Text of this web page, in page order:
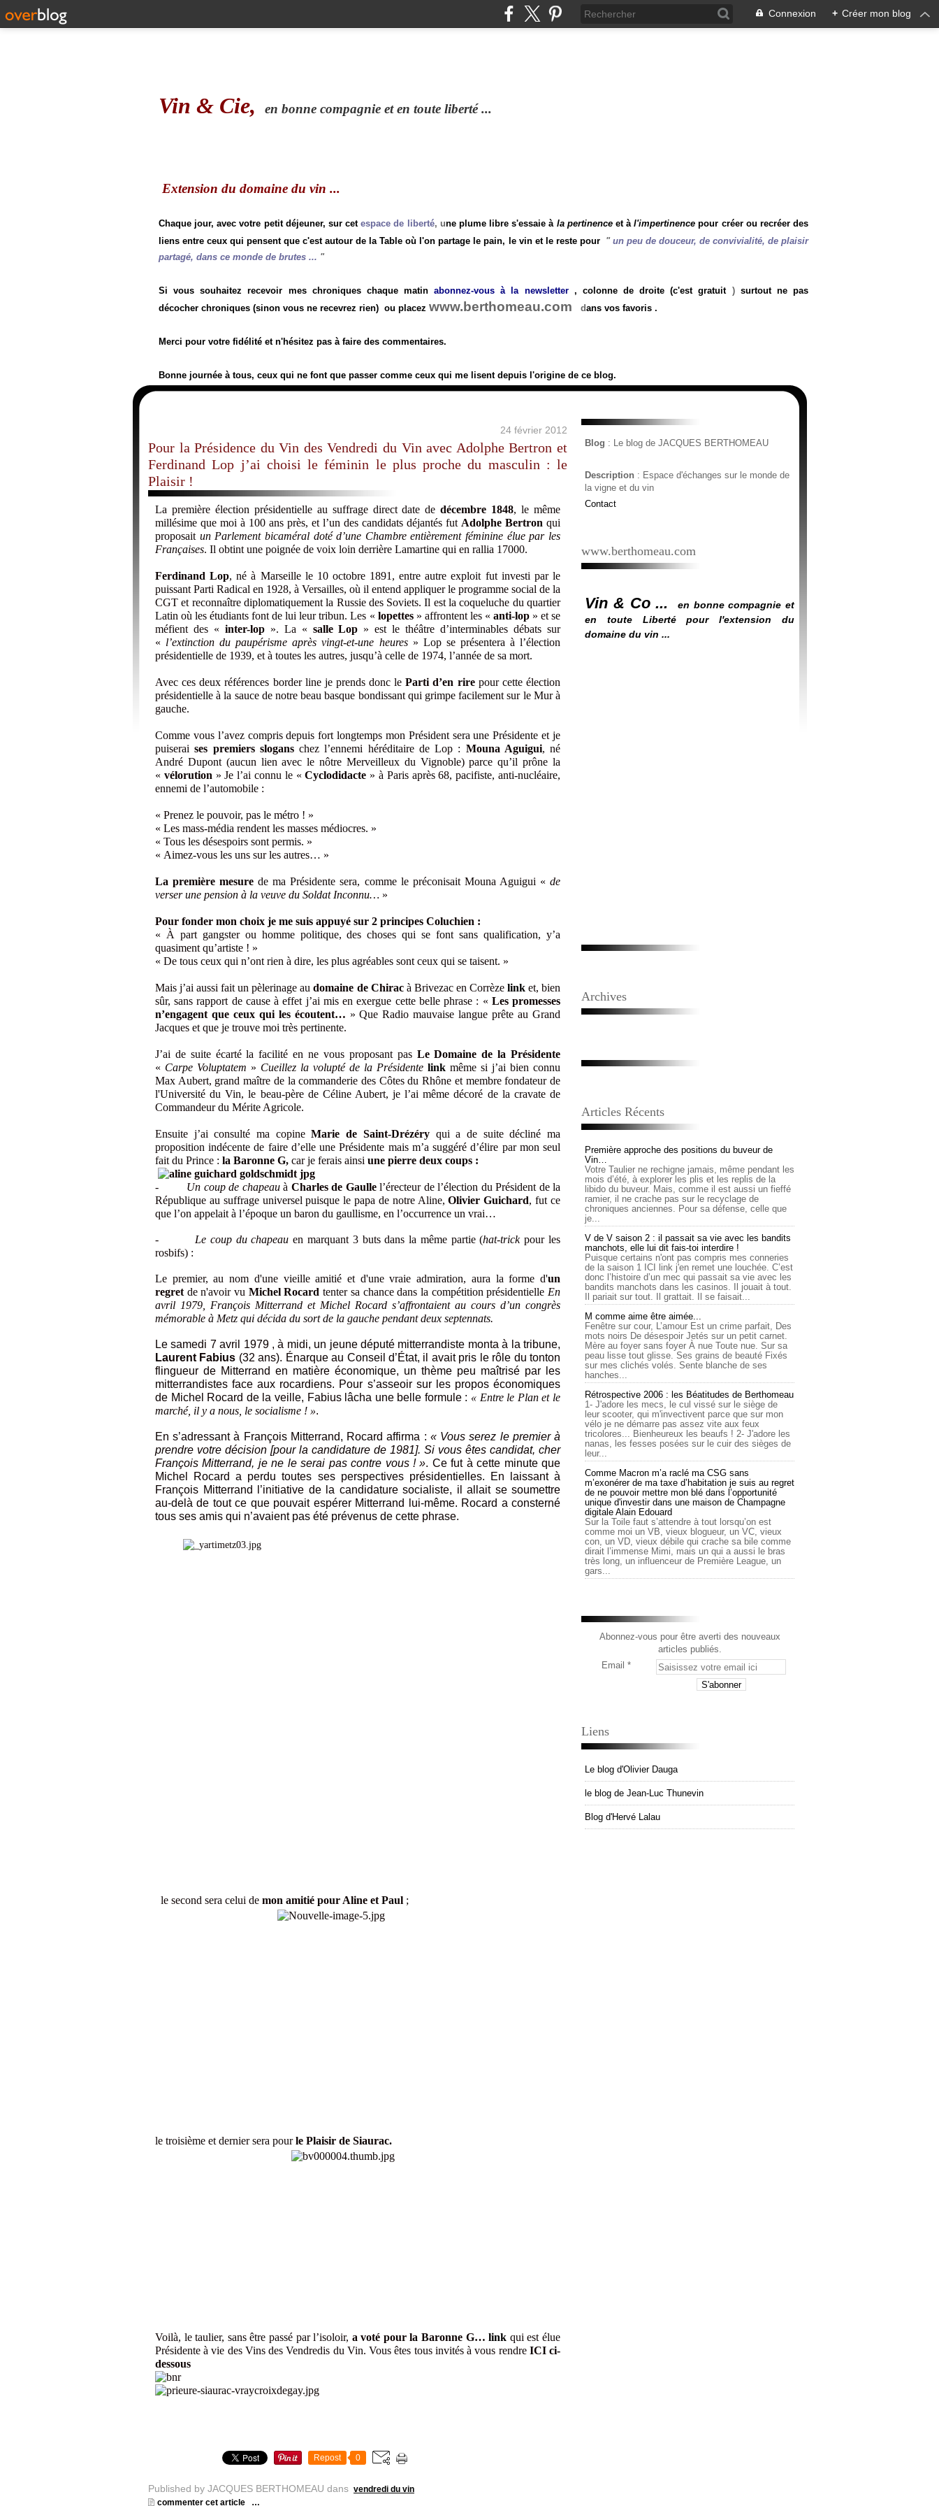
Connexion + Créer mon blog
Vin & Cie, en bonne compagnie et en toute liberté ...
Extension du domaine du vin ...
Chaque jour, avec votre petit déjeuner, sur cetespace de liberté, une plume libre s'essaie à la pertinenceet àl'impertinence pour créer ou recréer des
liens entre ceux qui pensent que c'est autour de la Table où l'on partage le pain, le vin et le reste pour "un peu de douceur, de convivialité, de plaisir
partagé, dans ce monde de brutes ... "
Si vous souhaitez recevoir mes chroniques chaque matinabonnez-vous à la newsletter, colonne de droite (c'est gratuit) surtout ne pas
décocher chroniques (sinon vous ne recevrez rien) ou placez www.berthomeau.com dans vos favoris .
Merci pour votre fidélité et n'hésitez pas à faire des commentaires.
Bonne journée à tous, ceux qui ne font que passer comme ceux qui me lisent depuis l'origine de ce blog.
24 février 2012
Pour la Présidence du Vin des Vendredi du Vin avec Adolphe Bertron et
Ferdinand Lop j’ai choisi le féminin le plus proche du masculin : le
Plaisir !
La première élection présidentielle au suffrage direct date dedécembre 1848, le même
millésime que moi à 100 ans près, et l’un des candidats déjantés fut Adolphe Bertron qui
proposait un Parlement bicaméral doté d’une Chambre entièrement féminine élue par les
Françaises. Il obtint une poignée de voix loin derrière Lamartine qui en rallia 17000.
Ferdinand Lop, né à Marseille le 10 octobre 1891, entre autre exploit fut investi par le
puissant Parti Radical en 1928, à Versailles, où il entend appliquer le programme social de la
CGT et reconnaître diplomatiquement la Russie des Soviets. Il est la coqueluche du quartier
Latin où les étudiants font de lui leur tribun. Les « lopettes» affrontent les « anti-lop» et se
méfient des « inter-lop». La « salle Lop » est le théâtre d’interminables débats sur
« l’extinction du paupérisme après vingt-et-une heures» Lop se présentera à l’élection
présidentielle de 1939, et à toutes les autres, jusqu’à celle de 1974, l’année de sa mort.
Avec ces deux références border line je prends donc leParti d’en rirepour cette élection
présidentielle à la sauce de notre beau basque bondissant qui grimpe facilement sur le Mur à
gauche.
Comme vous l’avez compris depuis fort longtemps mon Président sera une Présidente et je
puiseraises premiers sloganschez l’ennemi héréditaire de Lop : Mouna Aguigui, né
André Dupont (aucun lien avec le nôtre Merveilleux du Vignoble) parce qu’il prône la
« vélorution » Je l’ai connu le «Cyclodidacte » à Paris après 68, pacifiste, anti-nucléaire,
ennemi de l’automobile :
« Prenez le pouvoir, pas le métro ! »
« Les mass-média rendent les masses médiocres. »
« Tous les désespoirs sont permis. »
« Aimez-vous les uns sur les autres… »
La première mesure de ma Présidente sera, comme le préconisait Mouna Aguigui «de
verser une pension à la veuve du Soldat Inconnu… »
Pour fonder mon choix je me suis appuyé sur 2 principes Coluchien :
« À part gangster ou homme politique, des choses qui se font sans qualification, y’a
quasiment qu’artiste ! »
« De tous ceux qui n’ont rien à dire, les plus agréables sont ceux qui se taisent. »
Mais j’ai aussi fait un pèlerinage audomaine de Chiracà Brivezac en Corrèze link et, bien
sûr, sans rapport de cause à effet j’ai mis en exergue cette belle phrase : « Les promesses
n’engagent que ceux qui les écoutent… » Que Radio mauvaise langue prête au Grand
Jacques et que je trouve moi très pertinente.
J’ai de suite écarté la facilité en ne vous proposant pas Le Domaine de la Présidente
« Carpe Voluptatem » Cueillez la volupté de la Présidente link même si j’ai bien connu
Max Aubert, grand maître de la commanderie des Côtes du Rhône et membre fondateur de
l'Université du Vin, le beau-père de Céline Aubert, je l’ai même décoré de la cravate de
Commandeur du Mérite Agricole.
Ensuite j’ai consulté ma copineMarie de Saint-Drézéryqui a de suite décliné ma
proposition indécente de faire d’elle une Présidente mais m’a suggéré d’élire par mon seul
fait du Prince : la Baronne G, car je ferais ainsi une pierre deux coups :
- Un coup de chapeauà Charles de Gaullel’érecteur de l’élection du Président de la
République au suffrage universel puisque le papa de notre Aline,Olivier Guichard, fut ce
que l’on appelait à l’époque un baron du gaullisme, en l’occurrence un vrai…
- Le coup du chapeau en marquant 3 buts dans la même partie (hat-trickpour les
rosbifs) :
Le premier, au nom d'une vieille amitié et d'une vraie admiration, aura la forme d'un
regret de n'avoir vu Michel Rocardtenter sa chance dans la compétition présidentielle En
avril 1979, François Mitterrand et Michel Rocard s’affrontaient au cours d’un congrès
mémorable à Metz qui décida du sort de la gauche pendant deux septennats.
Le samedi 7 avril 1979 , à midi, un jeune député mitterrandiste monta à la tribune,
Laurent Fabius (32 ans). Énarque au Conseil d’État, il avait pris le rôle du tonton
flingueur de Mitterrand en matière économique, un thème peu maîtrisé par les
mitterrandistes face aux rocardiens. Pour s’asseoir sur les propos économiques
de Michel Rocard de la veille, Fabius lâcha une belle formule : « Entre le Plan et le
marché, il y a nous, le socialisme ! ».
En s’adressant à François Mitterrand, Rocard affirma : « Vous serez le premier à
prendre votre décision [pour la candidature de 1981]. Si vous êtes candidat, cher
François Mitterrand, je ne le serai pas contre vous ! ». Ce fut à cette minute que
Michel Rocard a perdu toutes ses perspectives présidentielles. En laissant à
François Mitterrand l’initiative de la candidature socialiste, il allait se soumettre
au-delà de tout ce que pouvait espérer Mitterrand lui-même. Rocard a consterné
tous ses amis qui n’avaient pas été prévenus de cette phrase.
le second sera celui de mon amitié pour Aline et Paul ;
le troisième et dernier sera pourle Plaisir de Siaurac.
Voilà, le taulier, sans être passé par l’isoloir, a voté pour la Baronne G…link qui est élue
Présidente à vie des Vins des Vendredis du Vin. Vous êtes tous invités à vous rendre ICI ci-
dessous
Repost 0
Published by JACQUES BERTHOMEAU dans vendredi du vin
commenter cet article
…
Blog : Le blog de JACQUES BERTHOMEAU
Description : Espace d'échanges sur le monde de
la vigne et du vin
Contact
www.berthomeau.com
Vin & Co ...
en bonne compagnie et
en toute Liberté pour l'extension du
domaine du vin ...
Archives
Articles Récents
Première approche des positions du buveur de
Vin…
Votre Taulier ne rechigne jamais, même pendant les
mois d’été, à explorer les plis et les replis de la
libido du buveur. Mais, comme il est aussi un fieffé
ramier, il ne crache pas sur le recyclage de
chroniques anciennes. Pour sa défense, celle que
je...
V de V saison 2 : il passait sa vie avec les bandits
manchots, elle lui dit fais-toi interdire !
Puisque certains n'ont pas compris mes conneries
de la saison 1 ICI link j'en remet une louchée. C’est
donc l’histoire d’un mec qui passait sa vie avec les
bandits manchots dans les casinos. Il jouait à tout.
Il pariait sur tout. Il grattait. Il se faisait...
M comme aime être aimée...
Fenêtre sur cour, L’amour Est un crime parfait, Des
mots noirs De désespoir Jetés sur un petit carnet.
Mère au foyer sans foyer À nue Toute nue. Sur sa
peau lisse tout glisse. Ses grains de beauté Fixés
sur mes clichés volés. Sente blanche de ses
hanches...
Rétrospective 2006 : les Béatitudes de Berthomeau
1- J'adore les mecs, le cul vissé sur le siège de
leur scooter, qui m'invectivent parce que sur mon
vélo je ne démarre pas assez vite aux feux
tricolores... Bienheureux les beaufs ! 2- J'adore les
nanas, les fesses posées sur le cuir des sièges de
leur...
Comme Macron m’a raclé ma CSG sans
m’exonérer de ma taxe d’habitation je suis au regret
de ne pouvoir mettre mon blé dans l’opportunité
unique d'investir dans une maison de Champagne
digitale Alain Edouard
Sur la Toile faut s’attendre à tout lorsqu’on est
comme moi un VB, vieux blogueur, un VC, vieux
con, un VD, vieux débile qui crache sa bile comme
dirait l’immense Mimi, mais un qui a aussi le bras
très long, un influenceur de Première League, un
gars...
Abonnez-vous pour être averti des nouveaux
articles publiés.
Email
Liens
Le blog d'Olivier Dauga
le blog de Jean-Luc Thunevin
Blog d'Hervé Lalau